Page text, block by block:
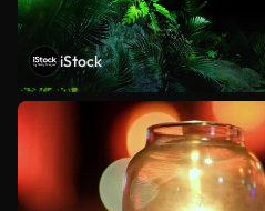
iStock